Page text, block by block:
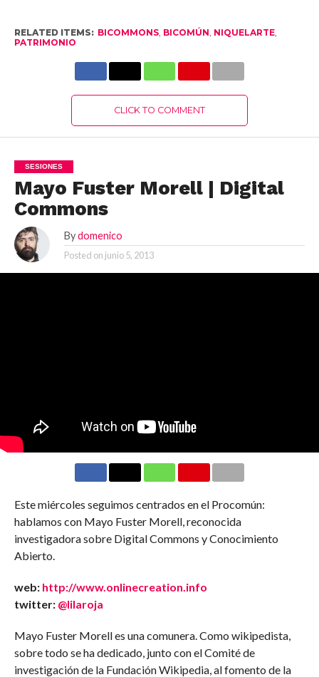
RELATED ITEMS: BICOMMONS, BICOMÚN, NIQUELARTE,
PATRIMONIO
CLICK TO COMMENT
SESIONES
Mayo Fuster Morell | Digital
Commons
By domenico
Posted on junio 5, 2013
Este miércoles seguimos centrados en el Procomún:
hablamos con Mayo Fuster Morell, reconocida
investigadora sobre Digital Commons y Conocimiento
Abierto.
web: http://www.onlinecreation.info
twitter: @lilaroja
Mayo Fuster Morell es una comunera. Como wikipedista,
sobre todo se ha dedicado, junto con el Comité de
investigación de la Fundación Wikipedia, al fomento de la